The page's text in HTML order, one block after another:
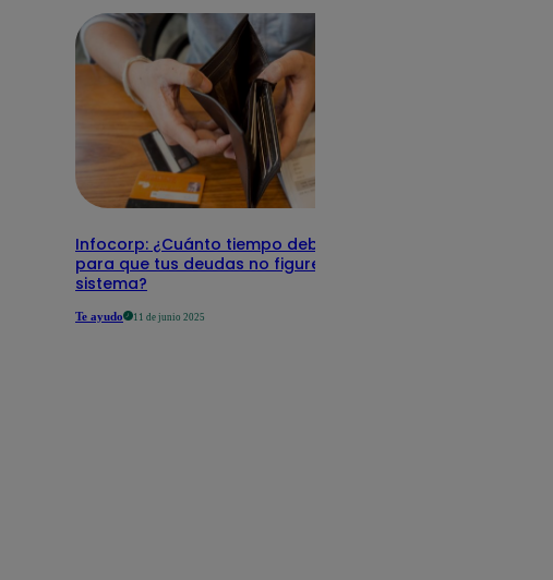
Infocorp: ¿Cuánto tiempo debe pasar
para que tus deudas no figuren en su
sistema?
Te ayudo 11 de junio 2025